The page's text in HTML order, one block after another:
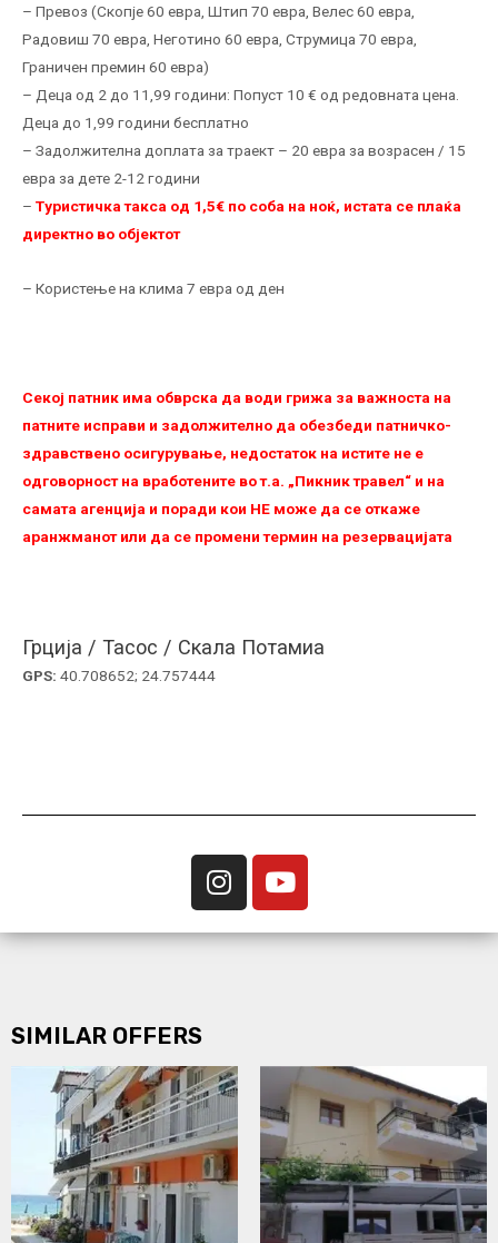
– Превоз (Скопје 60 евра, Штип 70 евра, Велес 60 евра,
Радовиш 70 евра, Неготино 60 евра, Струмица 70 евра,
Граничен премин 60 евра)
– Деца од 2 до 11,99 години: Попуст 10 € од редовната цена.
Деца до 1,99 години бесплатно
– Задолжителна доплата за траект – 20 евра за возрасен / 15
евра за дете 2-12 години
– Tуристичка такса од 1,5€ по соба на ноќ, истата се плаќа
директно во објектот
– Користење на клима 7 евра од ден
Секој патник има обврска да води грижа за важноста на
патните исправи и задолжително да обезбеди патничко-
здравствено осигурување, недостаток на истите не е
одговорност на вработените во т.а. „Пикник травел“ и на
самата агенција и поради кои НЕ можe да се откаже
аранжманот или да се промени термин на резервацијата
Грција / Тасос / Скала Потамиа
GPS: 40.708652; 24.757444
SIMILAR OFFERS